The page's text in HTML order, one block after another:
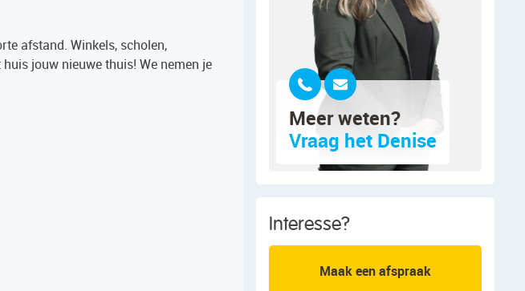
afstand. Winkels, scholen,
jouw nieuwe thuis! We nemen je
Meer weten?
Vraag het Denise
Interesse?
Maak een afspraak